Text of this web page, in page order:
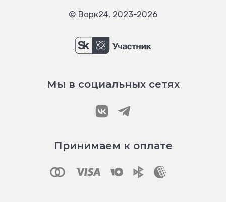
© Ворк24, 2023-2026
Мы в социальных сетях
Принимаем к оплате